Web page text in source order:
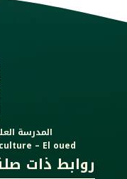
المدرسة
– El oued
روابط ذات